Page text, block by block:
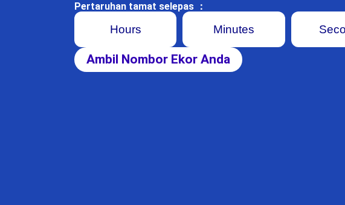
Pertaruhan tamat selepas ：
Hours Minutes
Ambil Nombor Ekor Anda